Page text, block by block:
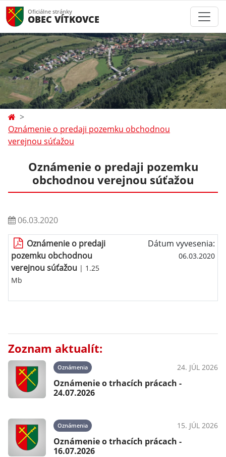
Oficiálne stránky
OBEC VÍTKOVCE
Oznámenie o predaji pozemku obchodnou
verejnou súťažou
Oznámenie o predaji pozemku
obchodnou verejnou súťažou
06.03.2020
Oznámenie o predaji
pozemku obchodnou
verejnou súťažou | 1.25
Mb
Dátum vyvesenia:
06.03.2020
Zoznam aktualít:
Oznámenia 24. JÚL 2026
Oznámenie o trhacích prácach -
24.07.2026
Oznámenia 15. JÚL 2026
Oznámenie o trhacích prácach -
16.07.2026